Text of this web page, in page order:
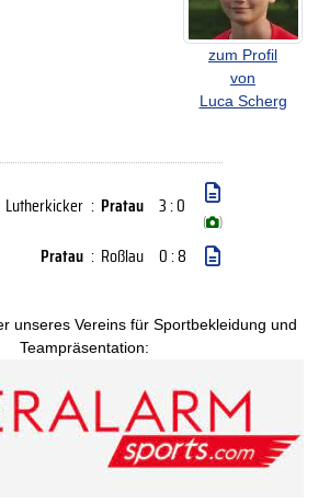
zum Profil
von
Luca Scherg
Lutherkicker : Pratau 3 : 0
( )
Pratau : Roßlau 0 : 8
unseres Vereins für Sportbekleidung und
Teampräsentation: